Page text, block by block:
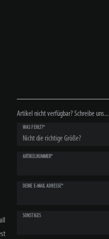
Artikel nicht verfügbar? Schreibe uns...
WAS FEHLT?*
ARTIKELNUMMER*
DEINE E-MAIL ADRESSE*
SONSTIGES